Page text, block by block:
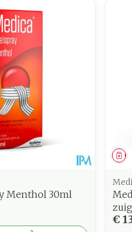
Menthol 30ml
€